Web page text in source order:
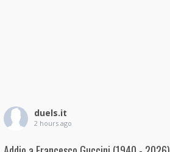
duels.it
2 hours ago